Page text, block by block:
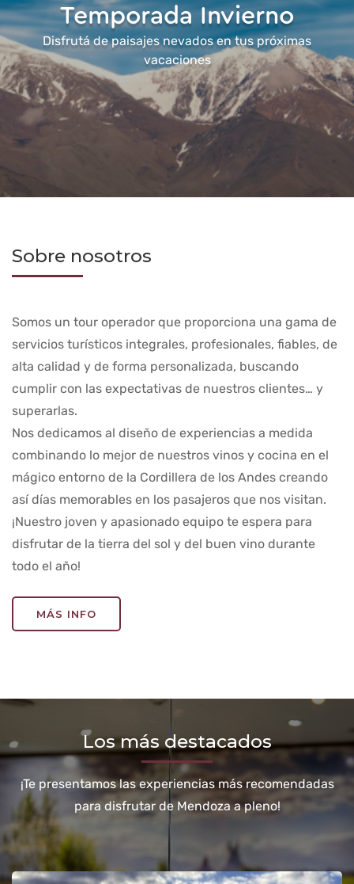
Temporada Invierno
Disfrutá de paisajes nevados en tus próximas
vacaciones
Sobre nosotros
Somos un tour operador que proporciona una gama de
servicios turísticos integrales, profesionales, fiables, de
alta calidad y de forma personalizada, buscando
cumplir con las expectativas de nuestros clientes… y
superarlas.
Nos dedicamos al diseño de experiencias a medida
combinando lo mejor de nuestros vinos y cocina en el
mágico entorno de la Cordillera de los Andes creando
así días memorables en los pasajeros que nos visitan.
¡Nuestro joven y apasionado equipo te espera para
disfrutar de la tierra del sol y del buen vino durante
todo el año!
MÁS INFO
Los más destacados
¡Te presentamos las experiencias más recomendadas
para disfrutar de Mendoza a pleno!